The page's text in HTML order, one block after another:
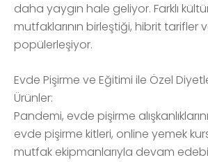
daha yaygın hale geliyor. Farklı
mutfaklarının birleştiği, hibrit tarifler
popülerleşiyor.
Evde Pişirme ve Eğitimi ile Özel
Ürünler:
Pandemi, evde pişirme
evde pişirme kitleri, online yemek
mutfak ekipmanlarıyla devam